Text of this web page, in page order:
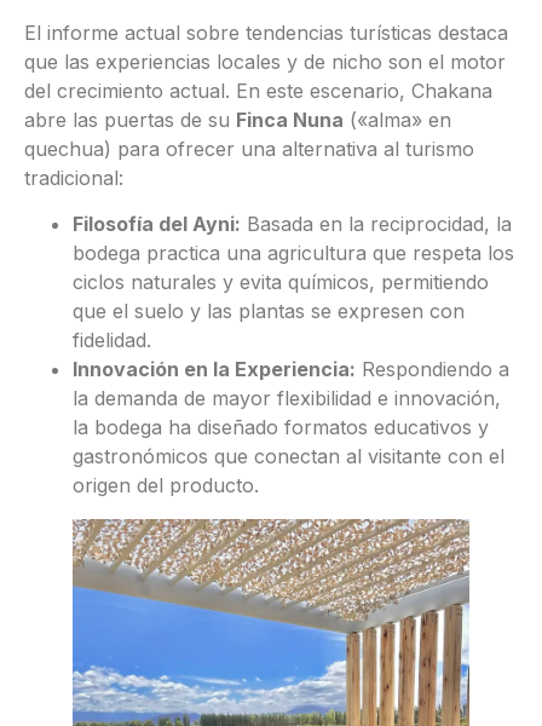
El informe actual sobre tendencias turísticas destaca
que las experiencias locales y de nicho son el motor
del crecimiento actual. En este escenario, Chakana
abre las puertas de su Finca Nuna («alma» en
quechua) para ofrecer una alternativa al turismo
tradicional:
Filosofía del Ayni: Basada en la reciprocidad, la
bodega practica una agricultura que respeta los
ciclos naturales y evita químicos, permitiendo
que el suelo y las plantas se expresen con
fidelidad.
Innovación en la Experiencia: Respondiendo a
la demanda de mayor flexibilidad e innovación,
la bodega ha diseñado formatos educativos y
gastronómicos que conectan al visitante con el
origen del producto.